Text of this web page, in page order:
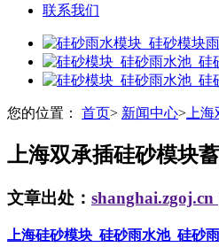
联系我们
您的位置： 首页> 新闻中心> 上
上海双承插硅砂模块
文章出处： shanghai.zgoj.cn
上海硅砂模块_硅砂雨水池_硅砂